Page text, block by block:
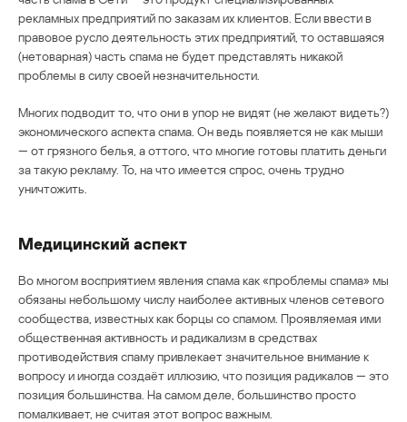
рекламных предприятий по заказам их клиентов. Если ввести в
правовое русло деятельность этих предприятий, то оставшаяся
(нетоварная) часть спама не будет представлять никакой
проблемы в силу своей незначительности.
Многих подводит то, что они в упор не видят (не желают видеть?)
экономического аспекта спама. Он ведь появляется не как мыши
— от грязного белья, а оттого, что многие готовы платить деньги
за такую рекламу. То, на что имеется спрос, очень трудно
уничтожить.
Медицинский аспект
Во многом восприятием явления спама как «проблемы спама» мы
обязаны небольшому числу наиболее активных членов сетевого
сообщества, известных как борцы со спамом. Проявляемая ими
общественная активность и радикализм в средствах
противодействия спаму привлекает значительное внимание к
вопросу и иногда создаёт иллюзию, что позиция радикалов — это
позиция большинства. На самом деле, большинство просто
помалкивает, не считая этот вопрос важным.